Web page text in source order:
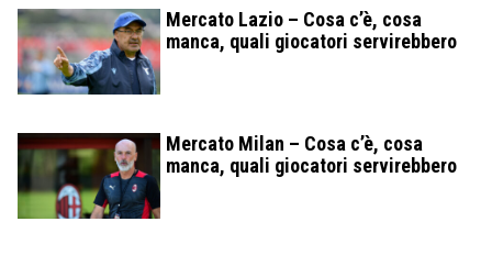
Mercato Lazio – Cosa c’è, cosa
manca, quali giocatori servirebbero
Mercato Milan – Cosa c’è, cosa
manca, quali giocatori servirebbero